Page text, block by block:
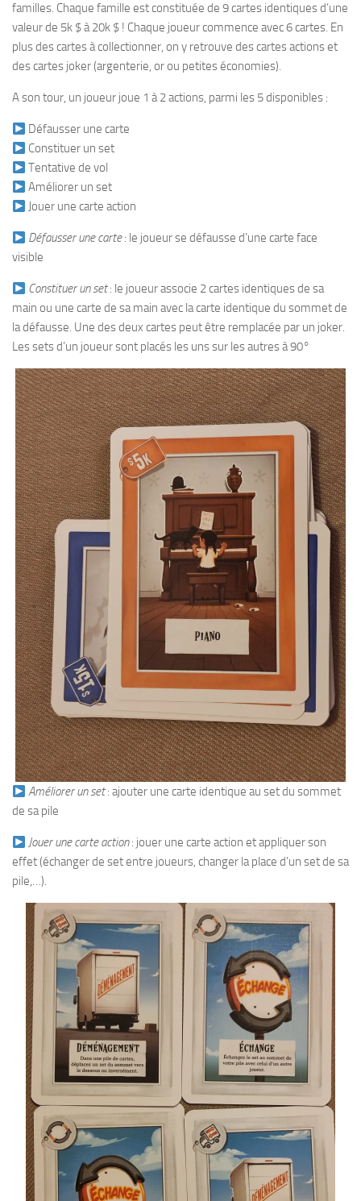
familles. Chaque famille est constituée de 9 cartes identiques d’une
valeur de 5k $ à 20k $ ! Chaque joueur commence avec 6 cartes. En
plus des cartes à collectionner, on y retrouve des cartes actions et
des cartes joker (argenterie, or ou petites économies).
A son tour, un joueur joue 1 à 2 actions, parmi les 5 disponibles :
Défausser une carte
Constituer un set
Tentative de vol
Améliorer un set
Jouer une carte action
Défausser une carte: le joueur se défausse d’une carte face
visible
Constituer un set: le joueur associe 2 cartes identiques de sa
main ou une carte de sa main avec la carte identique du sommet de
la défausse. Une des deux cartes peut être remplacée par un joker.
Les sets d’un joueur sont placés les uns sur les autres à 90°
Améliorer un set: ajouter une carte identique au set du sommet
de sa pile
Jouer une carte action: jouer une carte action et appliquer son
effet (échanger de set entre joueurs, changer la place d’un set de sa
pile,…).